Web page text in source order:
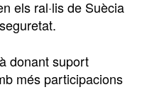
els ral·lis de Suècia
donant suport
més participacions